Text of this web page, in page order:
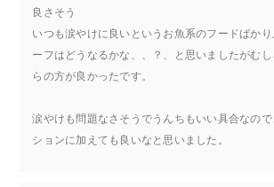
良さそう
いつも涙やけに良いというお魚系のフードばか
ーフはどうなるかな、、？、と思いましたがむ
らの方が良かったです。
涙やけも問題なさそうでうんちもいい具合なの
ションに加えても良いなと思いました。